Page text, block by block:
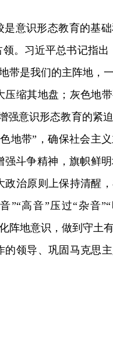
是意识形态教育的基
。习近平总书记指
带是我们的主阵地，
缩其地盘；灰色地
强意识形态教育的紧
地带”，确保社会主
强斗争精神，旗帜鲜
治原则上保持清醒
”“高音”压过“杂音
阵地意识，做到守土
领导、巩固马克思